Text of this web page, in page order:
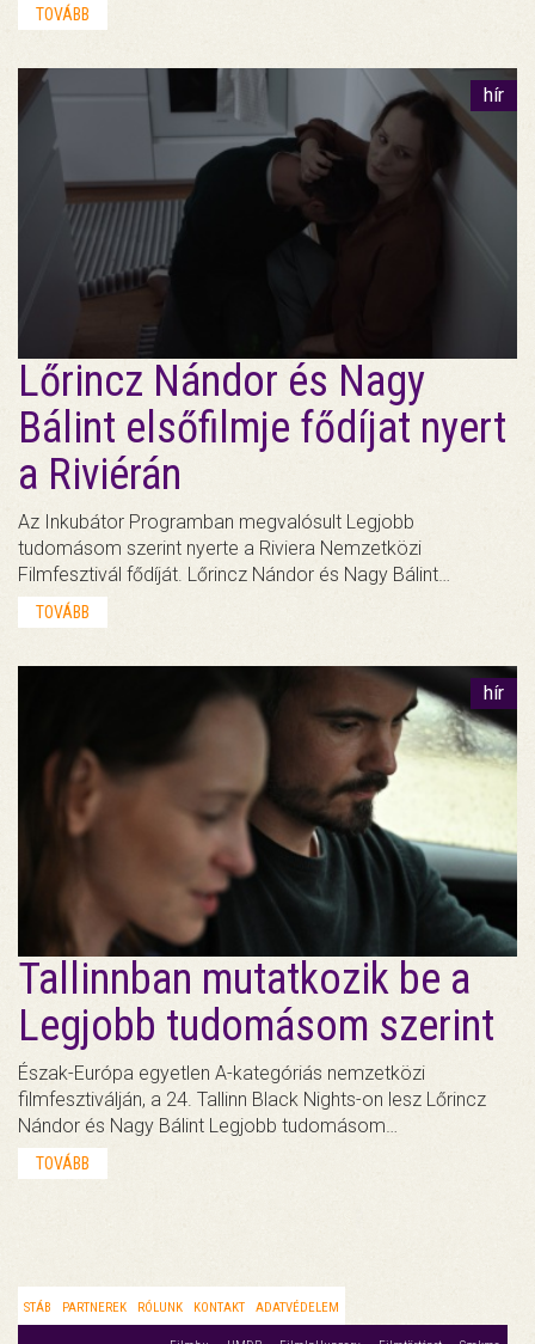
TOVÁBB
hír
Lőrincz Nándor és Nagy
Bálint elsőfilmje fődíjat nyert
a Riviérán
Az Inkubátor Programban megvalósult Legjobb
tudomásom szerint nyerte a Riviera Nemzetközi
Filmfesztivál fődíját. Lőrincz Nándor és Nagy Bálint…
TOVÁBB
hír
Tallinnban mutatkozik be a
Legjobb tudomásom szerint
Észak-Európa egyetlen A-kategóriás nemzetközi
filmfesztiválján, a 24. Tallinn Black Nights-on lesz Lőrincz
Nándor és Nagy Bálint Legjobb tudomásom…
TOVÁBB
STÁB PARTNEREK RÓLUNK KONTAKT ADATVÉDELEM